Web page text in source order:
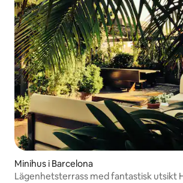
Minihus i Barcelona
Lägenhetsterrass med fantastisk utsikt